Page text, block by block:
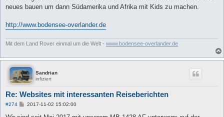
neues bauen um dann Südamerika und Afrika mit Kids zu machen.
http://www.bodensee-overlander.de
Mit dem Land Rover einmal um die Welt - www.bodensee-overlander.de
Sandrian
infiziert
Re: Websites mit interessanten Reiseberichten
#274
B
i
2017-11-02 15:02:00